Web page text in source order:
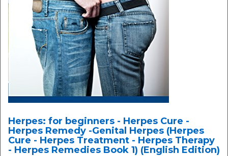
Herpes: for beginners - Herpes Cure -
Herpes Remedy -Genital Herpes (Herpes
Cure - Herpes Treatment - Herpes Therapy
- Herpes Remedies Book 1) (English Edition)